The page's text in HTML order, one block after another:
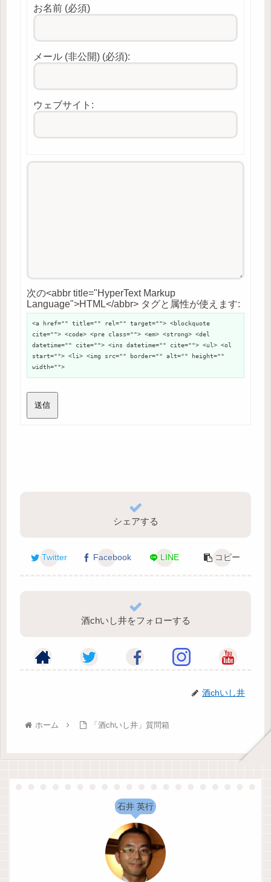
お名前 (必須)
メール (非公開) (必須):
ウェブサイト:
次の<abbr title="HyperText Markup
Language">HTML</abbr> タグと属性が使えます:
<a href="" title="" rel="" target=""> <blockquote
cite=""> <code> <pre class=""> <em> <strong> <del
datetime="" cite=""> <ins datetime="" cite=""> <ul> <ol
start=""> <li> <img src="" border="" alt="" height=""
width="">
送信
シェアする
Twitter Facebook LINE コピー
酒chいし井をフォローする
酒chいし井
ホーム 「酒chいし井」質問箱
石井 英行